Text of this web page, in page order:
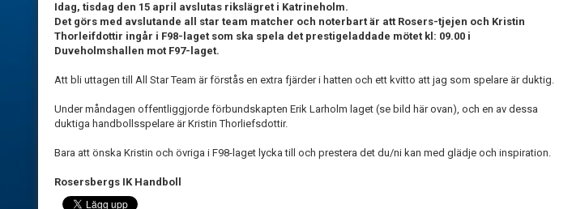
Idag, tisdag den 15 april avslutas rikslägret i Katrineholm.
Det görs med avslutande all star team matcher och noterbart är att Rosers-tjejen och Kristin
Thorleifdottir ingår i F98-laget som ska spela det prestigeladdade mötet kl: 09.00 i
Duveholmshallen mot F97-laget.
Att bli uttagen till All Star Team är förstås en extra fjärder i hatten och ett kvitto att jag som spelare är duktig.
Under måndagen offentliggjorde förbundskapten Erik Larholm laget (se bild här ovan), och en av dessa
duktiga handbollsspelare är Kristin Thorliefsdottir.
Bara att önska Kristin och övriga i F98-laget lycka till och prestera det du/ni kan med glädje och inspiration.
Rosersbergs IK Handboll